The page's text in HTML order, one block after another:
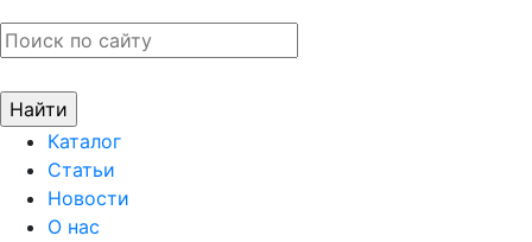
Каталог
Статьи
Новости
О нас